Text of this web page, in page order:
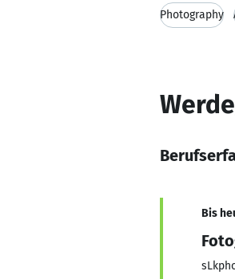
Photography
Bis